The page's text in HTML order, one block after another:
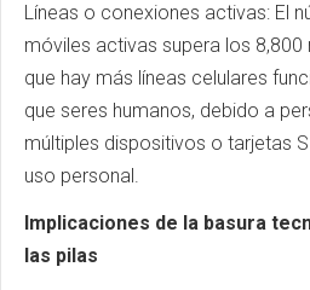
Líneas o conexiones activas: El
móviles activas supera los
que hay más líneas celulares
que seres humanos, debido a
múltiples dispositivos o tarjetas
uso personal.
Implicaciones de la basura
las pilas